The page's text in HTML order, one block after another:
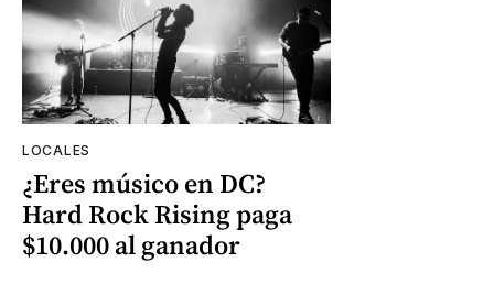
LOCALES
¿Eres músico en DC?
Hard Rock Rising paga
$10.000 al ganador